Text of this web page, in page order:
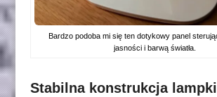
Bardzo podoba mi się ten dotykowy panel
jasności i barwą światła.
Stabilna konstrukcja lampki